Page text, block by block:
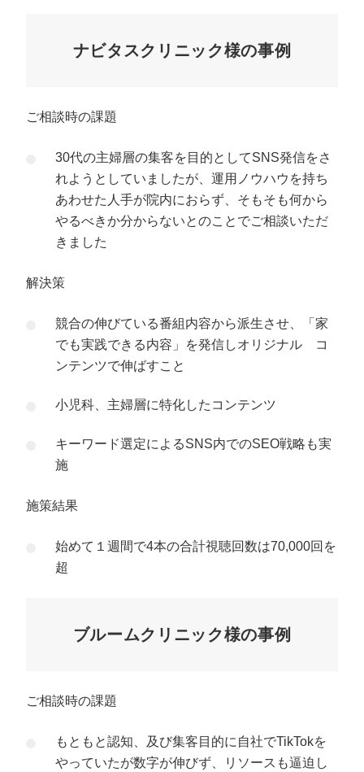
ナビタスクリニック様の事例
ご相談時の課題
30代の主婦層の集客を目的としてSNS発信をさ
れようとしていましたが、運用ノウハウを持ち
あわせた人手が院内におらず、そもそも何から
やるべきか分からないとのことでご相談いただ
きました
解決策
競合の伸びている番組内容から派生させ、「家
でも実践できる内容」を発信しオリジナル コ
ンテンツで伸ばすこと
小児科、主婦層に特化したコンテンツ
キーワード選定によるSNS内でのSEO戦略も実
施
施策結果
始めて１週間で4本の合計視聴回数は70,000回を
超
ブルームクリニック様の事例
ご相談時の課題
もともと認知、及び集客目的に自社でTikTokを
やっていたが数字が伸びず、リソースも逼迫し